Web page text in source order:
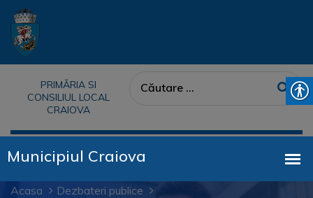
PRIMĂRIA SI
CONSILIUL LOCAL
CRAIOVA
Acasa
Dezbateri publice